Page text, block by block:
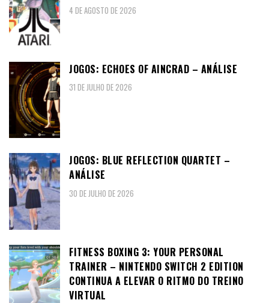
4 DE AGOSTO DE 2026
JOGOS: ECHOES OF AINCRAD – ANÁLISE
31 DE JULHO DE 2026
JOGOS: BLUE REFLECTION QUARTET –
ANÁLISE
30 DE JULHO DE 2026
FITNESS BOXING 3: YOUR PERSONAL
TRAINER – NINTENDO SWITCH 2 EDITION
CONTINUA A ELEVAR O RITMO DO TREINO
VIRTUAL